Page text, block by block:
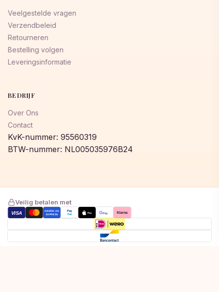
Veelgestelde vragen
Verzendbeleid
Retourneren
Bestelling volgen
Leveringsinformatie
BEDRIJF
Over Ons
Contact
KvK-nummer: 95560319
BTW-nummer: NL005035976B24
Veilig betalen met
VISA AMERICAN
EXPRESS
Pay
Pal Pay GPay Klarna